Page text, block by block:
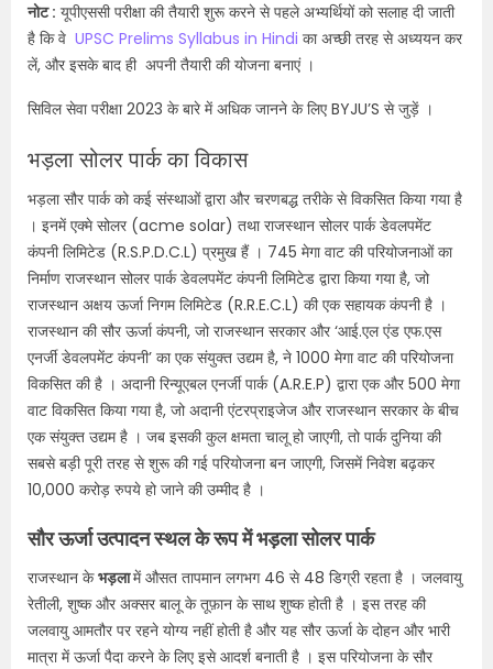
नोट : यूपीएससी परीक्षा की तैयारी शुरू करने से पहले अभ्यर्थियों को सलाह दी जाती
है कि वे UPSC Prelims Syllabus in Hindi का अच्छी तरह से अध्ययन कर
लें, और इसके बाद ही अपनी तैयारी की योजना बनाएं ।
सिविल सेवा परीक्षा 2023 के बारे में अधिक जानने के लिए BYJU’S से जुड़ें ।
भड़ला सोलर पार्क का विकास
भड़ला सौर पार्क को कई संस्थाओं द्वारा और चरणबद्ध तरीके से विकसित किया गया है
। इनमें एक्मे सोलर (acme solar) तथा राजस्थान सोलर पार्क डेवलपमेंट
कंपनी लिमिटेड (R.S.P.D.C.L) प्रमुख हैं । 745 मेगा वाट की परियोजनाओं का
निर्माण राजस्थान सोलर पार्क डेवलपमेंट कंपनी लिमिटेड द्वारा किया गया है, जो
राजस्थान अक्षय ऊर्जा निगम लिमिटेड (R.R.E.C.L) की एक सहायक कंपनी है ।
राजस्थान की सौर ऊर्जा कंपनी, जो राजस्थान सरकार और ‘आई.एल एंड एफ.एस
एनर्जी डेवलपमेंट कंपनी’ का एक संयुक्त उद्यम है, ने 1000 मेगा वाट की परियोजना
विकसित की है । अदानी रिन्यूएबल एनर्जी पार्क (A.R.E.P) द्वारा एक और 500 मेगा
वाट विकसित किया गया है, जो अदानी एंटरप्राइजेज और राजस्थान सरकार के बीच
एक संयुक्त उद्यम है । जब इसकी कुल क्षमता चालू हो जाएगी, तो पार्क दुनिया की
सबसे बड़ी पूरी तरह से शुरू की गई परियोजना बन जाएगी, जिसमें निवेश बढ़कर
10,000 करोड़ रुपये हो जाने की उम्मीद है ।
सौर ऊर्जा उत्पादन स्थल के रूप में भड़ला सोलर पार्क
राजस्थान केभड़लामें औसत तापमान लगभग 46 से 48 डिग्री रहता है । जलवायु
रेतीली, शुष्क और अक्सर बालू के तूफ़ान के साथ शुष्क होती है । इस तरह की
जलवायु आमतौर पर रहने योग्य नहीं होती है और यह सौर ऊर्जा के दोहन और भारी
मात्रा में ऊर्जा पैदा करने के लिए इसे आदर्श बनाती है । इस परियोजना के सौर